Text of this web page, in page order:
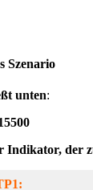
Szenario
unten:
Indikator, der